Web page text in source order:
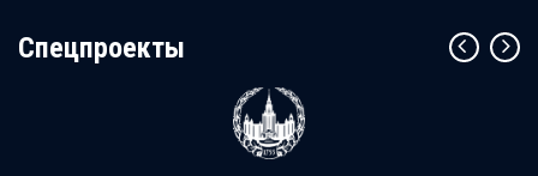
Cпецпроекты